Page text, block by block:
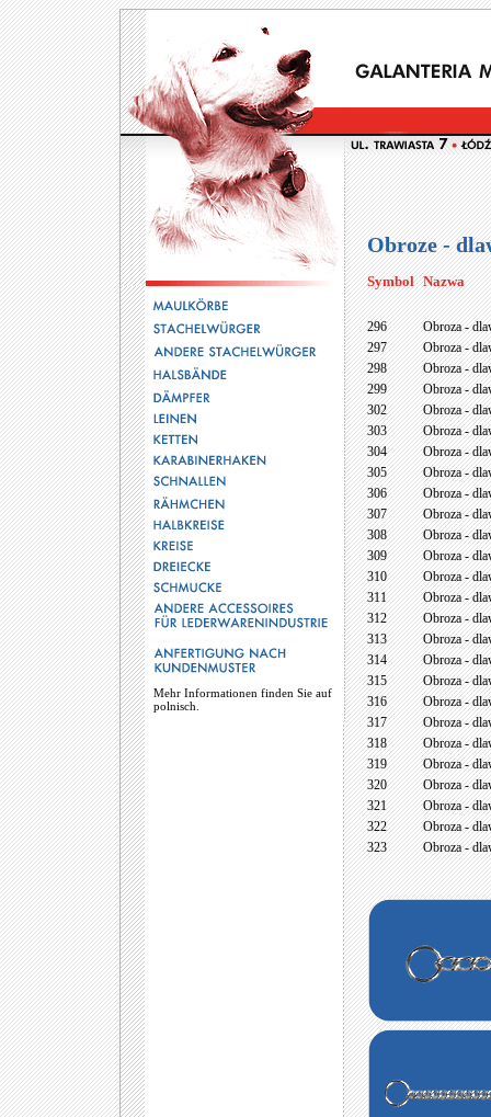
Mehr Informationen finden Sie auf
polnisch.
Obroze -
Symbol Nazwa
296
Obroza -
297
Obroza -
298
Obroza -
299
Obroza -
302
Obroza -
303
Obroza -
304
Obroza -
305
Obroza -
306
Obroza -
307
Obroza -
308
Obroza -
309
Obroza -
310
Obroza -
311
Obroza -
312
Obroza -
313
Obroza -
314
Obroza -
315
Obroza -
316
Obroza -
317
Obroza -
318
Obroza -
319
Obroza -
320
Obroza -
321
Obroza -
322
Obroza -
323
Obroza -